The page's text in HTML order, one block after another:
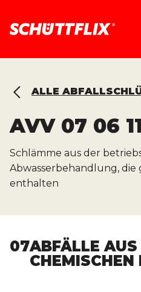
ALLE
AVV 07 06
Schlämme aus der
Abwasserbehandlung, die
enthalten
07ABFÄLLE
CHEMISCHEN